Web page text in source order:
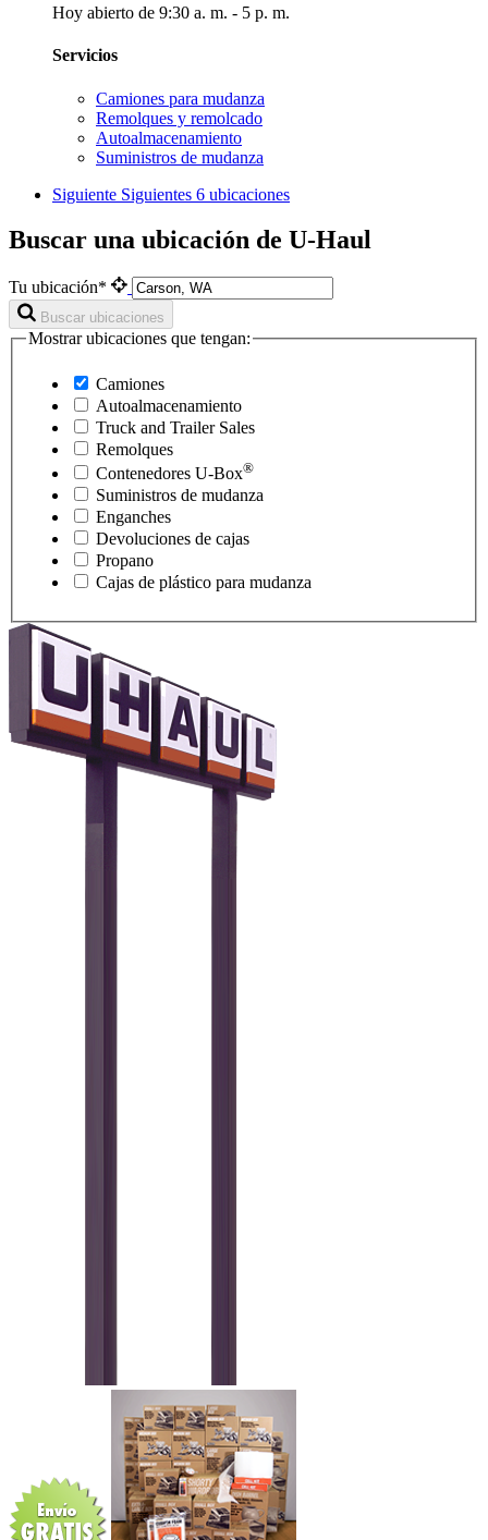
Hoy abierto de 9:30 a. m. - 5 p. m.
Servicios
Camiones para mudanza
Remolques y remolcado
Autoalmacenamiento
Suministros de mudanza
Siguiente Siguientes 6 ubicaciones
Buscar una ubicación de U-Haul
Tu ubicación*
Buscar ubicaciones
Mostrar ubicaciones que tengan:
Camiones
Autoalmacenamiento
Truck and Trailer Sales
Remolques
Contenedores U-Box®
Suministros de mudanza
Enganches
Devoluciones de cajas
Propano
Cajas de plástico para mudanza